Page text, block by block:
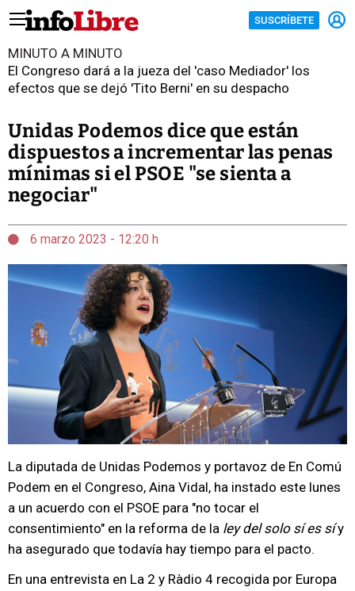
SUSCRÍBETE
MINUTO A MINUTO
El Congreso dará a la jueza del 'caso Mediador' los
efectos que se dejó 'Tito Berni' en su despacho
Unidas Podemos dice que están
dispuestos a incrementar las penas
mínimas si el PSOE "se sienta a
negociar"
6 marzo 2023 - 12:20 h
La diputada de Unidas Podemos y portavoz de En Comú
Podem en el Congreso, Aina Vidal, ha instado este lunes
a un acuerdo con el PSOE para "no tocar el
consentimiento" en la reforma de la ley del solo sí es síy
ha asegurado que todavía hay tiempo para el pacto.
En una entrevista en La 2 y Ràdio 4 recogida por Europa